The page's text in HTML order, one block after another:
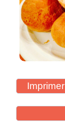
Imprimer